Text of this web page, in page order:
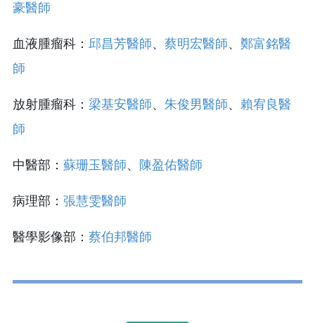
豪醫師
血液腫瘤科： 邱昌芳醫師、 蔡明宏醫師、 鄭富銘醫
師
放射腫瘤科： 梁基安醫師、 朱俊男醫師、 賴宥良醫
師
中醫部： 蘇珊玉醫師、 陳盈佑醫師
病理部： 張慧雯醫師
醫學影像部： 蔡伯邦醫師